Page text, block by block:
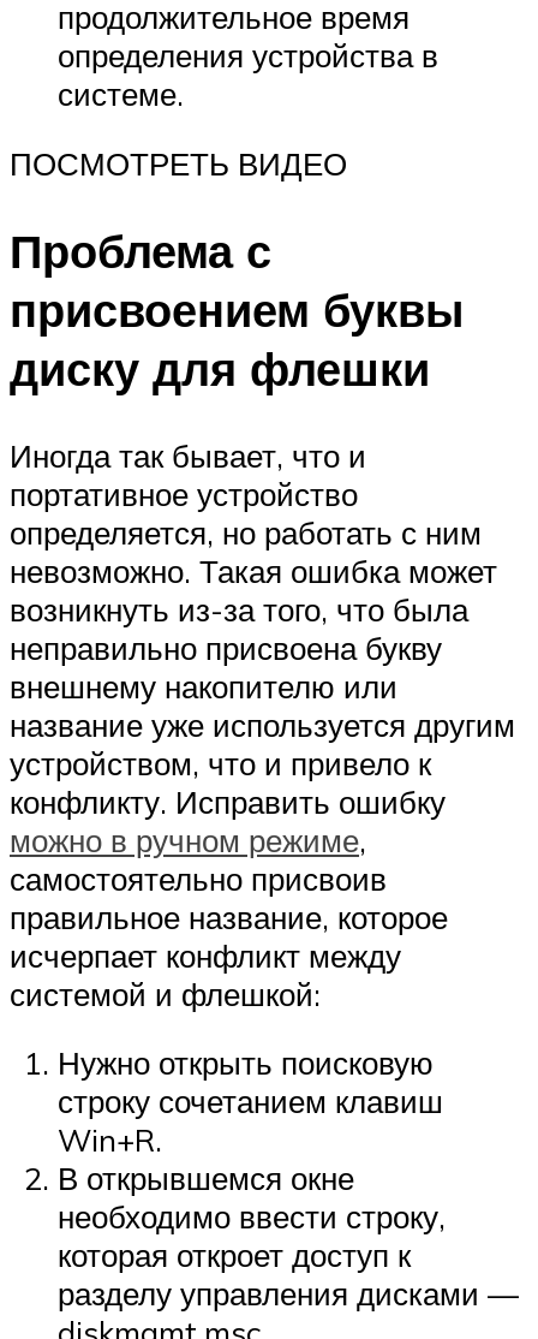
продолжительное время
определения устройства в
системе.
ПОСМОТРЕТЬ ВИДЕО
Проблема с
присвоением буквы
диску для флешки
Иногда так бывает, что и
портативное устройство
определяется, но работать с ним
невозможно. Такая ошибка может
возникнуть из-за того, что была
неправильно присвоена букву
внешнему накопителю или
название уже используется другим
устройством, что и привело к
конфликту. Исправить ошибку
можно в ручном режиме,
самостоятельно присвоив
правильное название, которое
исчерпает конфликт между
системой и флешкой:
Нужно открыть поисковую
строку сочетанием клавиш
Win+R.
В открывшемся окне
необходимо ввести строку,
которая откроет доступ к
разделу управления дисками —